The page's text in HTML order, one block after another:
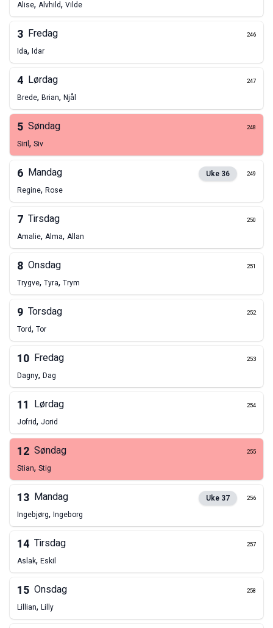
Alise, Alvhild, Vilde
3 Fredag 246
Ida, Idar
4 Lørdag 247
Brede, Brian, Njål
5 Søndag 248
Siril, Siv
6 Mandag Uke 36 249
Regine, Rose
7 Tirsdag 250
Amalie, Alma, Allan
8 Onsdag 251
Trygve, Tyra, Trym
9 Torsdag 252
Tord, Tor
10 Fredag 253
Dagny, Dag
11 Lørdag 254
Jofrid, Jorid
12 Søndag 255
Stian, Stig
13 Mandag Uke 37 256
Ingebjørg, Ingeborg
14 Tirsdag 257
Aslak, Eskil
15 Onsdag 258
Lillian, Lilly